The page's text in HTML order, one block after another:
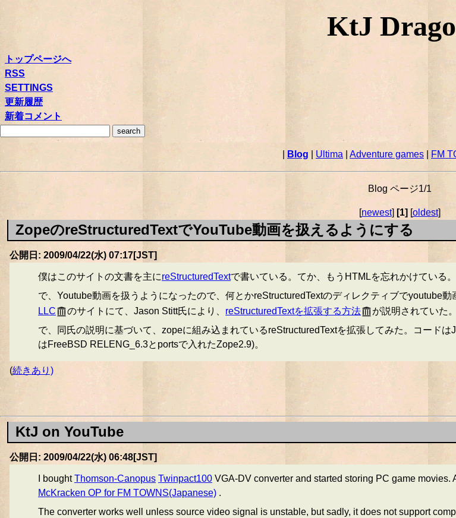
KtJ
トップページへ
RSS
SETTINGS
更新履歴
新着コメント
Blog Ultima Adventure games FM
Blog ページ1/1
[newest] [1] [oldest]
ZopeのreStructuredTextでYouTube動画を扱えるようにする
公開日: 2009/04/22(水) 07:17[JST]
僕はこのサイトの文書を主にreStructuredTextで書いている。てか、もうHTMLを忘れかけている。
で、Youtube動画を扱うようになったので、何とかreStructuredTextのディレクティブでyoutube
LLC
のサイトにて、Jason Stitt氏により、 reStructuredTextを拡張する方法
が説明されていた。
で、同氏の説明に基づいて、zopeに組み込まれているreStructuredTextを拡張してみた。コード
はFreeBSD RELENG_6.3とportsで入れたZope2.9)。
(続きあり)
KtJ on YouTube
公開日: 2009/04/22(水) 06:48[JST]
I boughtThomson-Canopus Twinpact100 VGA-DV converter and started storing PC game movies.
McKracken OP for FM TOWNS(Japanese) .
The converter works well unless source video signal is unstable, but sadly, it does not support